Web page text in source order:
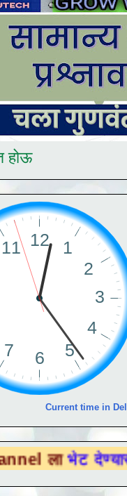
होऊ
Current time in
देण्यासाठी येथे